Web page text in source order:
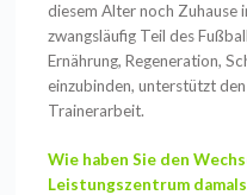
diesem Alter noch Zuhause
zwangsläufig Teil des
Ernährung, Regeneration,
einzubinden, unterstützt
Trainerarbeit.
Wie haben Sie den
Leistungszentrum